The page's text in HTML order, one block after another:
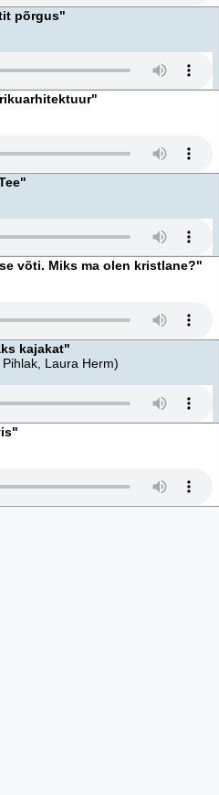
põrgus"
võti. Miks ma olen kristlane?"
kajakat"
Laura Herm)